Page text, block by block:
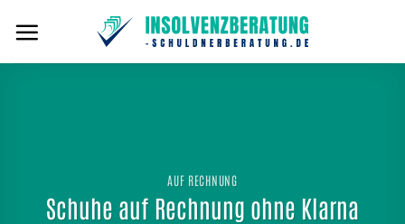
Inhalt
springen
AUF RECHNUNG
Schuhe auf Rechnung ohne Klarna